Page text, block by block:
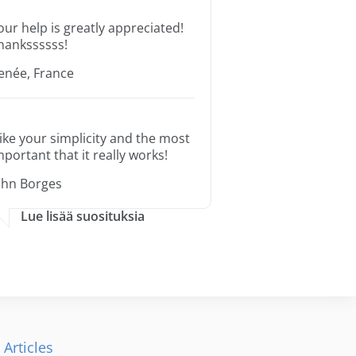
help is greatly appreciated!
France
your simplicity and the most
that it really works!
Borges
Lue lisää suosituksia
Articles